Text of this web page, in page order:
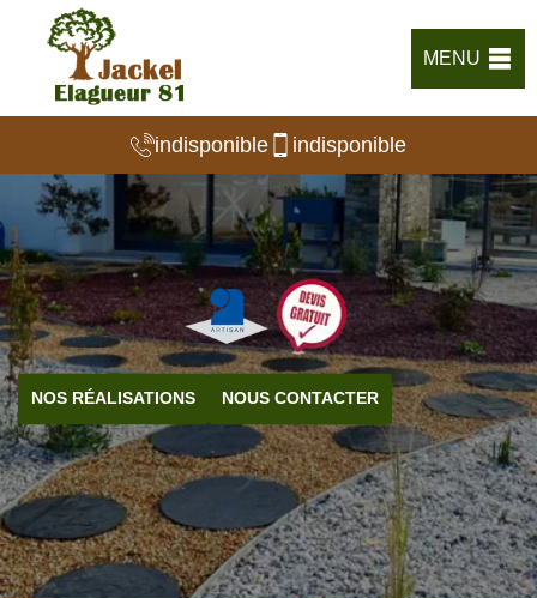
MENU
indisponible indisponible
NOS RÉALISATIONS NOUS CONTACTER